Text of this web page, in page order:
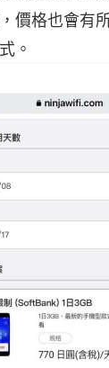
價格也會有
。